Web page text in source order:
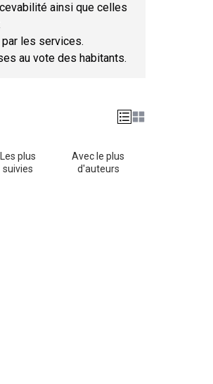
ainsi que celles
les services.
au vote des habitants.
Les plus
suivies
Avec le plus
d'auteurs